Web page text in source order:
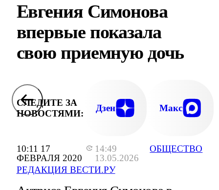
10:11 17
ФЕВРАЛЯ 2020
14:49
13.05.2026
РЕДАКЦИЯ ВЕСТИ.РУ
ОБЩЕСТВО
Евгения Симонова
впервые показала
свою приемную дочь
СЛЕДИТЕ ЗА
НОВОСТЯМИ:
Дзен Макс